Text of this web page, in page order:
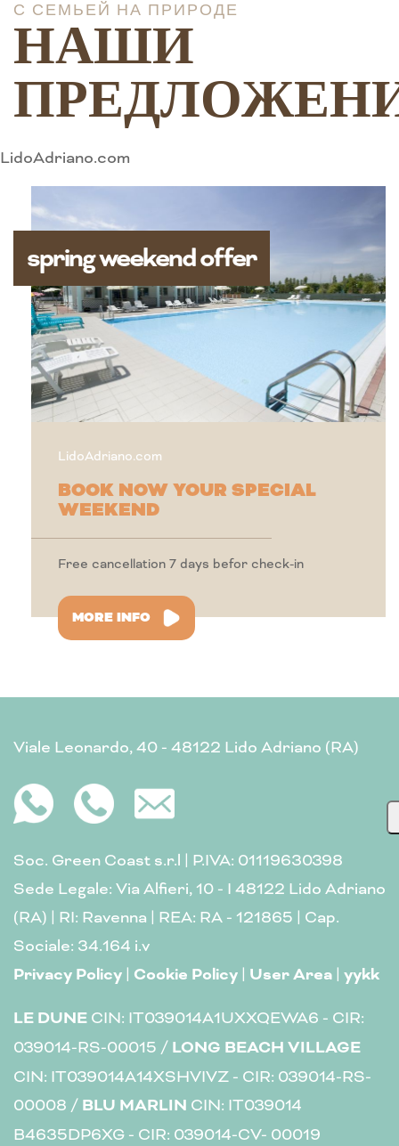
С СЕМЬЕЙ НА ПРИРОДЕ
НАШИ
LidoAdriano.com
spring weekend offer
LidoAdriano.com
BOOK NOW YOUR SPECIAL
WEEKEND
Free cancellation 7 days befor check-in
MORE INFO
Viale Leonardo, 40 - 48122 Lido Adriano (RA)
Soc. Green Coast s.r.l | P.IVA: 01119630398
Sede Legale: Via Alfieri, 10 - I 48122 Lido Adriano
(RA) | RI: Ravenna | REA: RA - 121865 | Cap.
Sociale: 34.164 i.v
Privacy Policy | Cookie Policy | User Area | yykk
LE DUNE CIN: IT039014A1UXXQEWA6 - CIR:
039014-RS-00015 / LONG BEACH VILLAGE
CIN: IT039014A14XSHVIVZ - CIR: 039014-RS-
00008 / BLU MARLIN CIN: IT039014
B4635DP6XG - CIR: 039014-CV- 00019